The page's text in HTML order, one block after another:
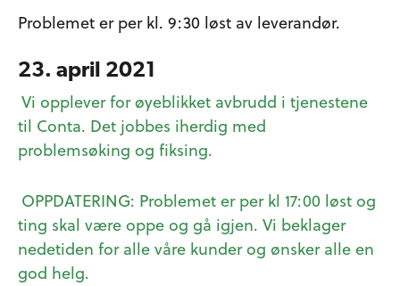
Problemet er per kl. 9:30 løst av leverandør.
23. april 2021
Vi opplever for øyeblikket avbrudd i tjenestene
til Conta. Det jobbes iherdig med
problemsøking og fiksing.
OPPDATERING: Problemet er per kl 17:00 løst og
ting skal være oppe og gå igjen. Vi beklager
nedetiden for alle våre kunder og ønsker alle en
god helg.